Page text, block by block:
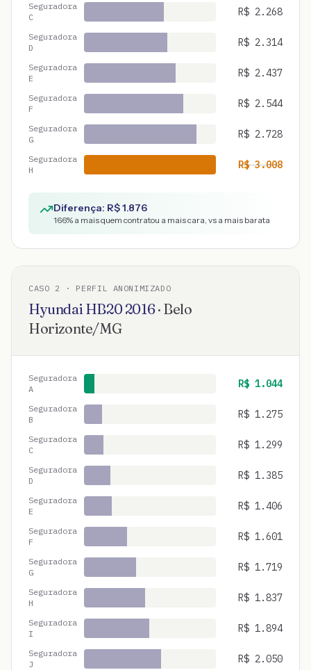
Seguradora
C
R$ 2.268
Seguradora
D
R$ 2.314
Seguradora
E
R$ 2.437
Seguradora
F
R$ 2.544
Seguradora
G
R$ 2.728
Seguradora
H
R$3.008
Diferença: R$1.876
166% a mais quem contratou a mais cara, vs a mais barata
CASO 2 · PERFIL ANONIMIZADO
Hyundai HB202016· Belo
Horizonte/MG
Seguradora
A
R$ 1.044
Seguradora
B
R$ 1.275
Seguradora
C
R$ 1.299
Seguradora
D
R$ 1.385
Seguradora
E
R$ 1.406
Seguradora
F
R$ 1.601
Seguradora
G
R$ 1.719
Seguradora
H
R$ 1.837
Seguradora
I
R$ 1.894
Seguradora
J
R$ 2.050